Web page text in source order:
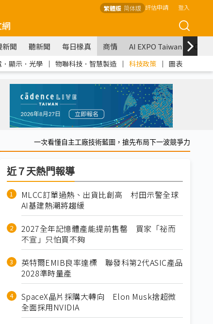
繁體版 简体版 評估申請 登入
新聞 聽新聞 每日椽真 商情 AI EXPO Taiwan
．顯示．光學 ｜ 物聯科技．智慧製造 ｜ 科技政策 ｜ 圖表
一次看懂自主工廠技術藍圖，搶先布局下一波競爭力
近７天熱門報導
MLCC訂單過熱、出貨比創高 村田示警全球
AI基建熱潮將趨緩
2027全年記憶體產能提前售罄 買家「祕而
不宣」只怕買不夠
英特爾EMIB良率達標 聯發科第2代ASIC產品
2028準時量產
SpaceX晶片採購大轉向 Elon Musk捨超微
全面採用NVIDIA